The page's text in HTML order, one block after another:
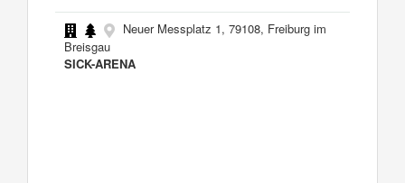
Neuer Messplatz 1, 79108, Freiburg im
Breisgau
SICK-ARENA